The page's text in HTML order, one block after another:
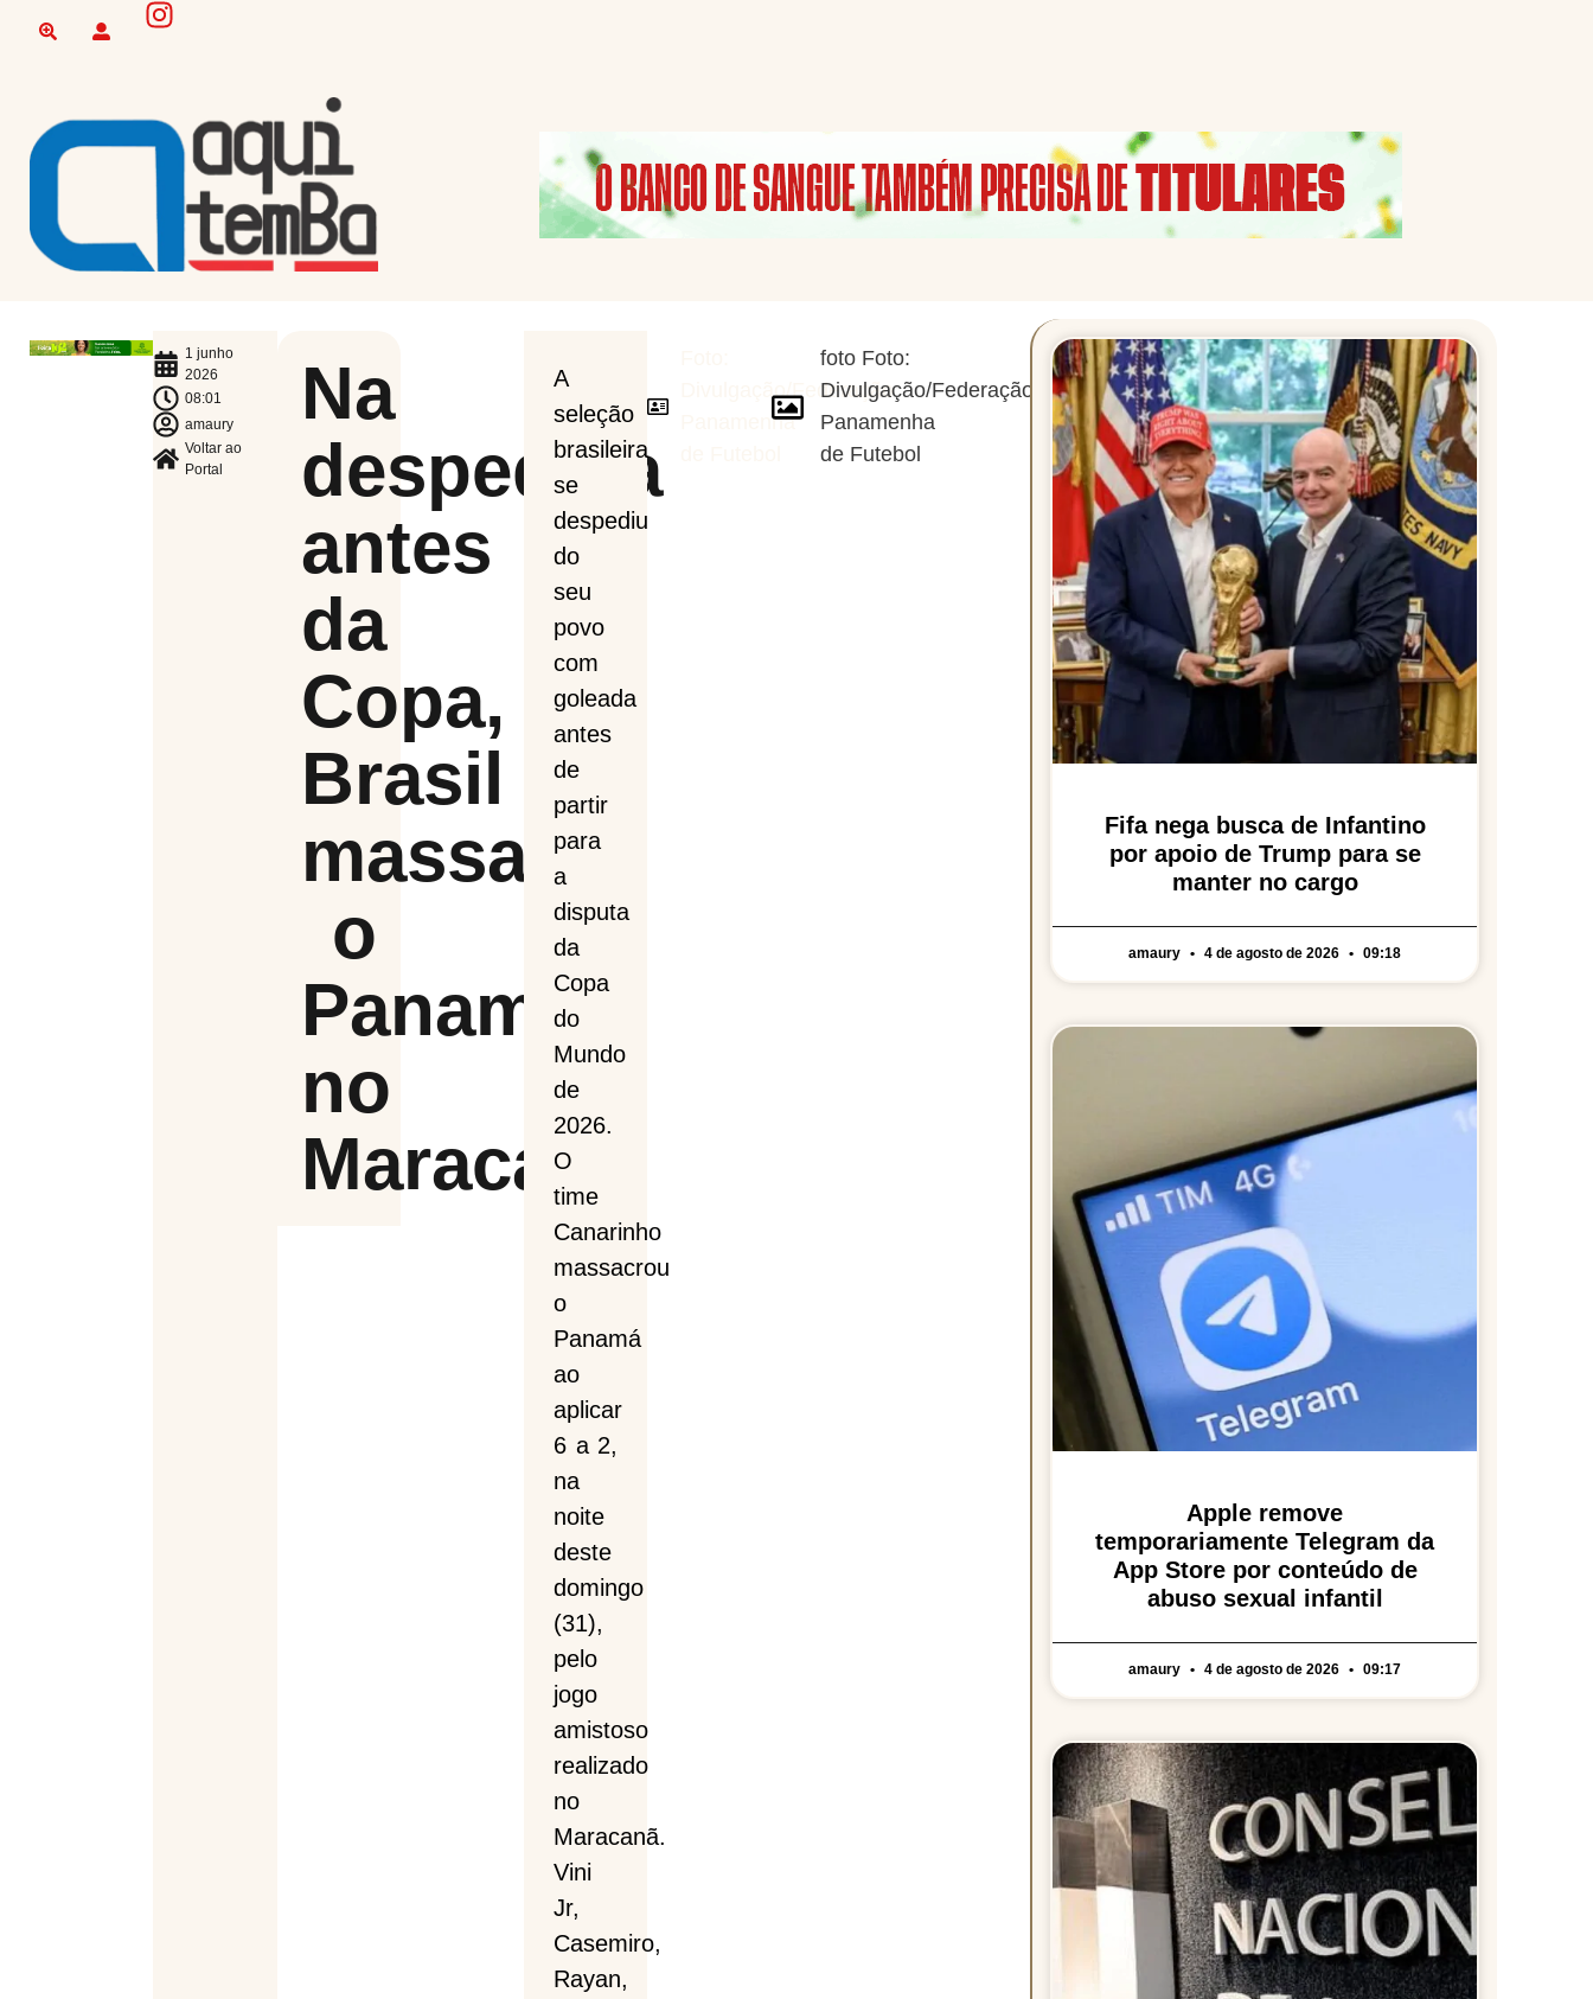
1 junho
2026
08:01
amaury
Voltar ao
Portal
Na
despedida
antes
da
Copa,
Brasil
massacra
o
Panamá
no
Maracanã
A
seleção
brasileira
se
despediu
do
seu
povo
com
goleada
antes
de
partir
para
a
disputa
da
Copa
do
Mundo
de
2026.
O
time
Canarinho
massacrou
o
Panamá
ao
aplicar
6 a 2,
na
noite
deste
domingo
(31),
pelo
jogo
amistoso
realizado
no
Maracanã.
Vini
Jr,
Casemiro,
Rayan,
Divulgação/Federação
Panamenha
foto Foto:
Divulgação/Federação
Panamenha
de Futebol
Fifa nega busca de Infantino
por apoio de Trump para se
manter no cargo
amaury 4 de agosto de 2026 09:18
Apple remove
temporariamente Telegram da
App Store por conteúdo de
abuso sexual infantil
amaury 4 de agosto de 2026 09:17